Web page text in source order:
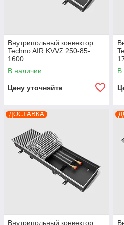
Внутрипольный конвектор
Techno AIR KVVZ 250-85-
1600
В наличии
Цену уточняйте
В
ДОСТАВКА
Внутрипольный конвектор